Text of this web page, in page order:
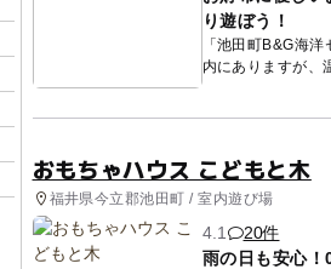
り遊ぼう！
「池田町B&G海
内にありますが、
校、中学校の授業
おもちゃハウス こどもと木
福井県今立郡池田町 / 室内遊び場
4.1
20件
雨の日も安心